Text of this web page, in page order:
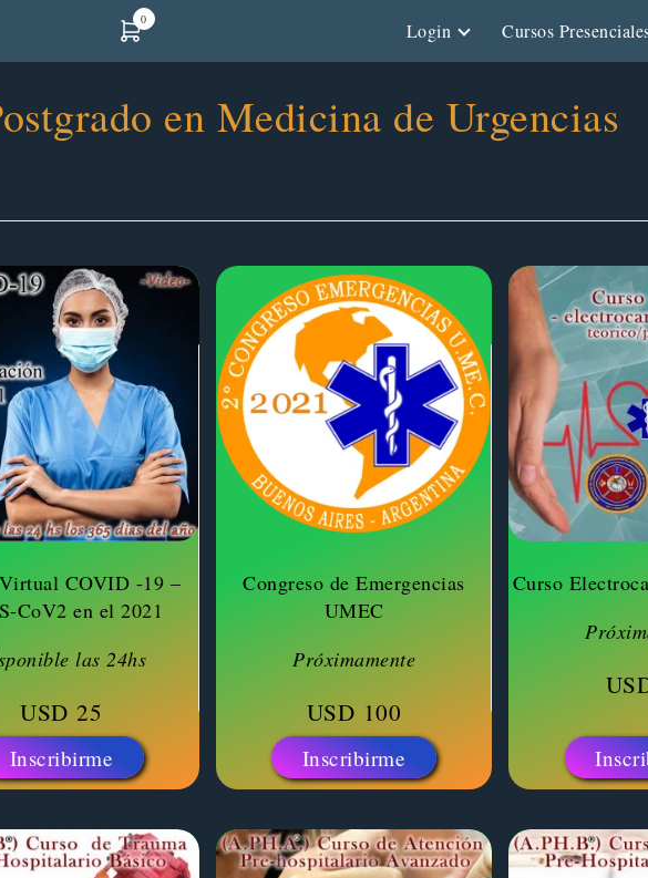
0 Login Cursos
en Medicina de Urgencias
COVID -19 –
CoV2 en el 2021
las 24hs
USD 25
Inscribirme
Congreso de Emergencias
UMEC
Próximamente
USD 100
Inscribirme
Curso